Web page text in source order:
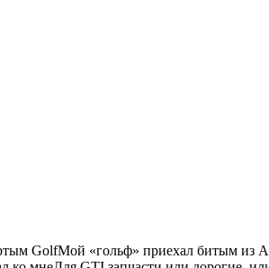
GolfМой «гольф» приехал битым из